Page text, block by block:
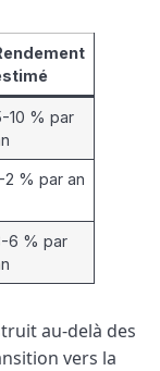
10 % par
2 % par an
6 % par
au-delà des
vers la